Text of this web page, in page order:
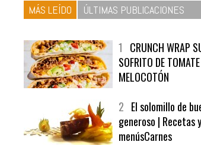
MÁS LEÍDO ÚLTIMAS PUBLICACIONES
1 CRUNCH WRAP
SOFRITO DE
MELOCOTÓN
2 El solomillo de
generoso | Recetas y
menúsCarnes